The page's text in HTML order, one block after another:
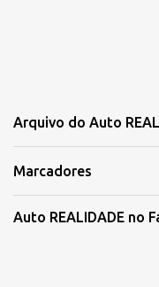
Arquivo do Auto
Marcadores
Auto REALIDADE no